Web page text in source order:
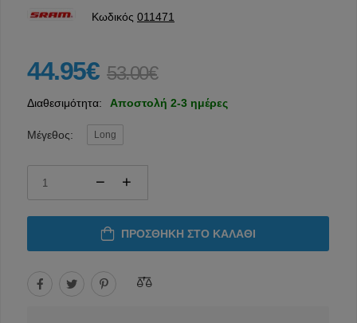
Κωδικός 011471
44.95€ 53.00€
Διαθεσιμότητα: Αποστολή 2-3 ημέρες
Μέγεθος: Long
ΠΡΟΣΘΉΚΗ ΣΤΟ ΚΑΛΆΘΙ